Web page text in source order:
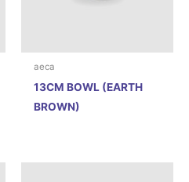
aeca
13CM BOWL (EARTH
BROWN)